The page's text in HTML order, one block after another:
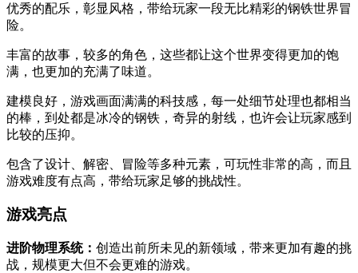
优秀的配乐，彰显风格，带给玩家一段无比精彩的钢铁世界冒
险。
丰富的故事，较多的角色，这些都让这个世界变得更加的饱
满，也更加的充满了味道。
建模良好，游戏画面满满的科技感，每一处细节处理也都相当
的棒，到处都是冰冷的钢铁，奇异的射线，也许会让玩家感到
比较的压抑。
包含了设计、解密、冒险等多种元素，可玩性非常的高，而且
游戏难度有点高，带给玩家足够的挑战性。
游戏亮点
进阶物理系统： 创造出前所未见的新领域，带来更加有趣的挑
战，规模更大但不会更难的游戏。